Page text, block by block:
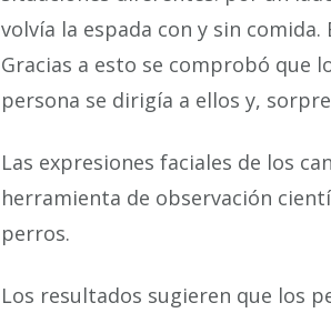
volvía la espada con y sin
Gracias a esto se comprobó que
persona se dirigía a ellos y,
Las expresiones faciales de los
herramienta de observación
perros.
Los resultados sugieren que los